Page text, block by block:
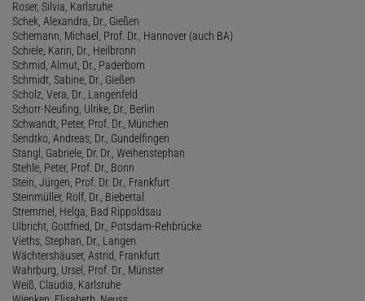
Roser, Silvia, Karlsruhe
Schek, Alexandra, Dr., Gießen
Schemann, Michael, Prof. Dr., Hannover (auch BA)
Schiele, Karin, Dr., Heilbronn
Schmid, Almut, Dr., Paderborn
Schmidt, Sabine, Dr., Gießen
Scholz, Vera, Dr., Langenfeld
Schorr-Neufing, Ulrike, Dr., Berlin
Schwandt, Peter, Prof. Dr., München
Sendtko, Andreas, Dr., Gundelfingen
Stangl, Gabriele, Dr. Dr., Weihenstephan
Stehle, Peter, Prof. Dr., Bonn
Stein, Jürgen, Prof. Dr. Dr., Frankfurt
Steinmüller, Rolf, Dr., Biebertal
Stremmel, Helga, Bad Rippoldsau
Ulbricht, Gottfried, Dr., Potsdam-Rehbrücke
Vieths, Stephan, Dr., Langen
Wächtershäuser, Astrid, Frankfurt
Wahrburg, Ursel, Prof. Dr., Münster
Weiß, Claudia, Karlsruhe